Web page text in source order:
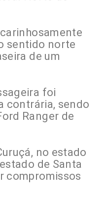
sentido norte
de um
foi
contrária, sendo
Ranger de
no estado
de Santa
compromissos